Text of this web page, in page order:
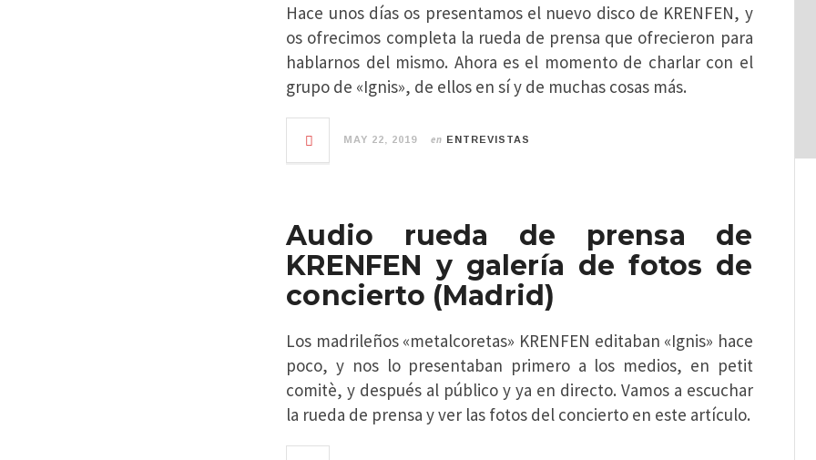
Hace unos días os presentamos el nuevo disco de KRENFEN, y
os ofrecimos completa la rueda de prensa que ofrecieron para
hablarnos del mismo. Ahora es el momento de charlar con el
grupo de «Ignis», de ellos en sí y de muchas cosas más.
MAY 22, 2019 en ENTREVISTAS
Audio rueda de prensa de
KRENFEN y galería de fotos de
concierto (Madrid)
Los madrileños «metalcoretas» KRENFEN editaban «Ignis» hace
poco, y nos lo presentaban primero a los medios, en petit
comitè, y después al público y ya en directo. Vamos a escuchar
la rueda de prensa y ver las fotos del concierto en este artículo.